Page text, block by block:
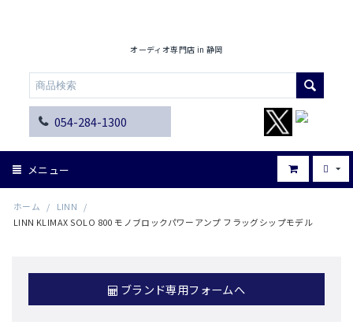
オーディオ専門店 in 静岡
054-284-1300
メニュー
ホーム / LINN
/
LINN KLIMAX SOLO 800 モノブロックパワーアンプ フラッグシップモデル
ブランド専用フォームへ